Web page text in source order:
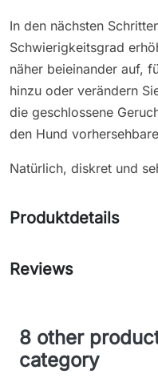
In den nächsten
Schwierigkeitsgrad
näher beieinander auf,
hinzu oder verändern
die geschlossene
den Hund
Natürlich, diskret und
Produktdetails
Reviews
8 other
category